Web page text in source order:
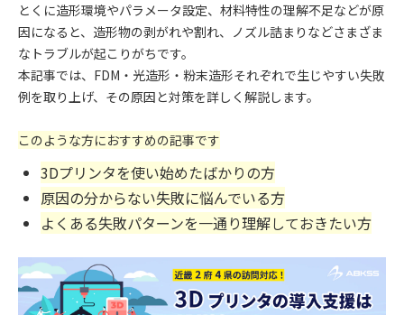
とくに造形環境やパラメータ設定、材料特性の理解不足などが原
因になると、造形物の剥がれや割れ、ノズル詰まりなどさまざま
なトラブルが起こりがちです。
本記事では、FDM・光造形・粉末造形それぞれで生じやすい失敗
例を取り上げ、その原因と対策を詳しく解説します。
このような方におすすめの記事です
3Dプリンタを使い始めたばかりの方
原因の分からない失敗に悩んでいる方
よくある失敗パターンを一通り理解しておきたい方